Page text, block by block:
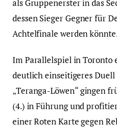
als Gruppenerster in das
dessen Sieger Gegner für
Achtelfinale werden
Im Parallelspiel in Toronto
deutlich einseitigeres Duell
„Teranga-Löwen“ gingen
(4.) in Führung und
einer Roten Karte gegen